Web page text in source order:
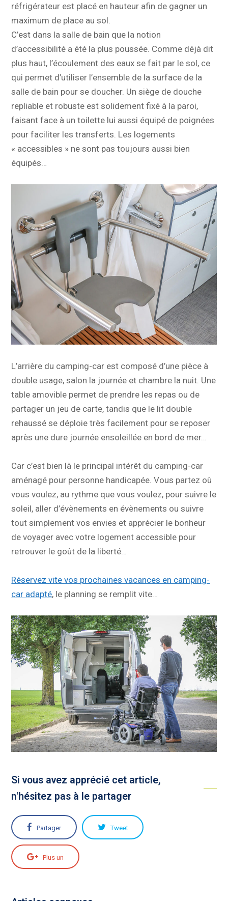
réfrigérateur est placé en hauteur afin de gagner un
maximum de place au sol.
C’est dans la salle de bain que la notion
d’accessibilité a été la plus poussée. Comme déjà dit
plus haut, l’écoulement des eaux se fait par le sol, ce
qui permet d’utiliser l’ensemble de la surface de la
salle de bain pour se doucher. Un siège de douche
repliable et robuste est solidement fixé à la paroi,
faisant face à un toilette lui aussi équipé de poignées
pour faciliter les transferts. Les logements
« accessibles » ne sont pas toujours aussi bien
équipés…
L’arrière du camping-car est composé d’une pièce à
double usage, salon la journée et chambre la nuit. Une
table amovible permet de prendre les repas ou de
partager un jeu de carte, tandis que le lit double
rehaussé se déploie très facilement pour se reposer
après une dure journée ensoleillée en bord de mer…
Car c’est bien là le principal intérêt du camping-car
aménagé pour personne handicapée. Vous partez où
vous voulez, au rythme que vous voulez, pour suivre le
soleil, aller d’évènements en évènements ou suivre
tout simplement vos envies et apprécier le bonheur
de voyager avec votre logement accessible pour
retrouver le goût de la liberté…
Réservez vite vos prochaines vacances en camping-
car adapté, le planning se remplit vite…
Si vous avez apprécié cet article,
n'hésitez pas à le partager
Partager Tweet
Plus un